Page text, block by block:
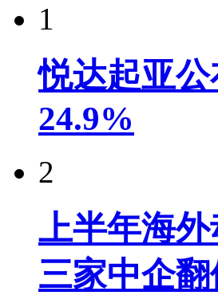
1
悦达起亚
24.9%
2
上半年海
三家中企